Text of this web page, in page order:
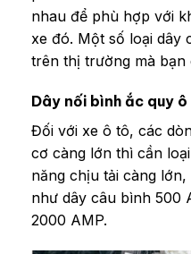
nhau để phù hợp với
xe đó. Một số loại dây
trên thị trường mà bạn
Dây nối bình ắc quy
Đối với xe ô tô, các
cơ càng lớn thì cần
năng chịu tải càng
như dây câu bình 500
2000 AMP.